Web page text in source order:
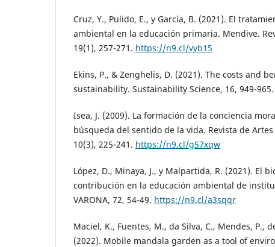
Cruz, Y., Pulido, E., y García, B. (2021). El
ambiental en la educación primaria. Mendive.
19(1), 257-271. https://n9.cl/vyb15
Ekins, P., & Zenghelis, D. (2021). The costs and
sustainability. Sustainability Science, 16, 949-965.
Isea, J. (2009). La formación de la conciencia
búsqueda del sentido de la vida. Revista de
10(3), 225-241. https://n9.cl/g57xqw
López, D., Minaya, J., y Malpartida, R. (2021). El
contribución en la educación ambiental de
VARONA, 72, 54-49. https://n9.cl/a3sqqr
Maciel, K., Fuentes, M., da Silva, C., Mendes, P.,
(2022). Mobile mandala garden as a tool of